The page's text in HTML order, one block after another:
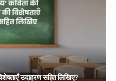
उदाहरण सहित लिखिए?